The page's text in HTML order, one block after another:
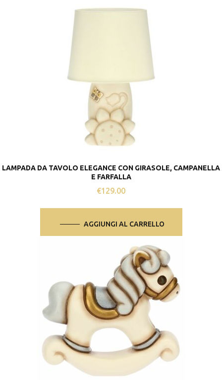
LAMPADA DA TAVOLO ELEGANCE CON GIRASOLE, CAMPANELLA
E FARFALLA
€129.00
AGGIUNGI AL CARRELLO